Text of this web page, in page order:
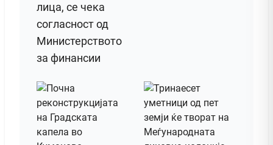
лица, се чека
согласност од
Министерството
за финансии